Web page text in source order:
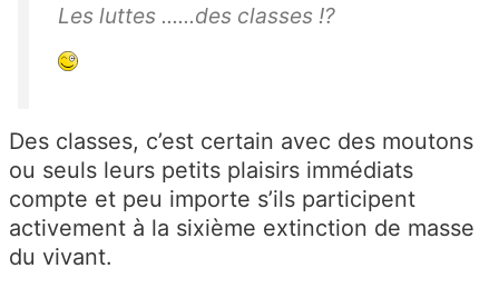
Les luttes ......des classes !?
Des classes, c’est certain avec des moutons
ou seuls leurs petits plaisirs immédiats
compte et peu importe s’ils participent
activement à la sixième extinction de masse
du vivant.